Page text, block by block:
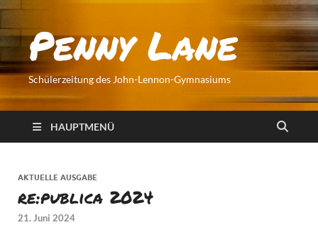
Penny Lane
Schülerzeitung des John-Lennon-Gymnasiums
HAUPTMENÜ
AKTUELLE AUSGABE
re:publica 2024
21. Juni 2024